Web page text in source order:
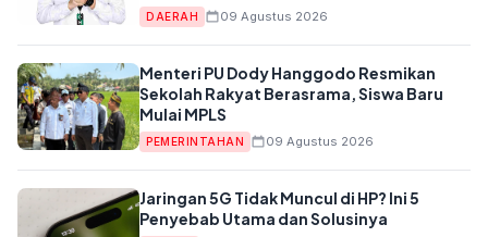
DAERAH 09 Agustus 2026
Menteri PU Dody Hanggodo Resmikan
Sekolah Rakyat Berasrama, Siswa Baru
Mulai MPLS
PEMERINTAHAN 09 Agustus 2026
Jaringan 5G Tidak Muncul di HP? Ini 5
Penyebab Utama dan Solusinya